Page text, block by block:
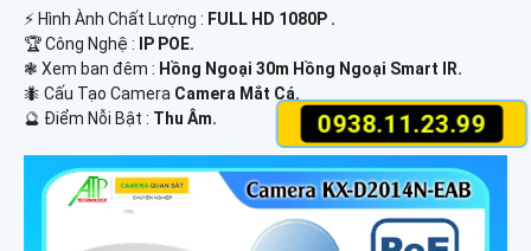
0938.11.23.99
️⚡ Hình Ành Chất Lượng : FULL HD 1080P .
🏆 Công Nghệ :
IP POE.
❃ Xem ban đêm : Hồng Ngoại 30m Hồng Ngoại Smart IR.
🐜 Cấu Tạo Camera Camera Mắt Cá.
️🔮 Điểm Nỗi Bật : Thu Âm.